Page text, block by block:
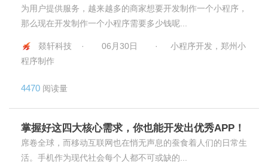
为用户提供服务，越来越多的商家想要开发制作一个小程序，
那么现在开发制作一个小程序需要多少钱呢...
燚轩科技 · 06月30日 ·
小程序开发，郑州小
程序制作
4470 阅读量
掌握好这四大核心需求，你也能开发出优秀APP！
席卷全球，而移动互联网也在悄无声息的蚕食着人们的日常生
活。手机作为现代社会每个人都不可或缺的...